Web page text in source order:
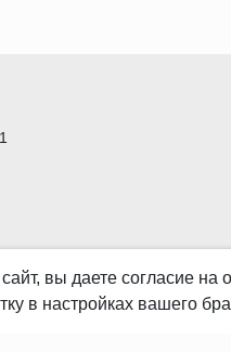
вы даете согласие на
в настройках вашего